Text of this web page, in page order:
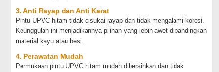
3. Anti Rayap dan Anti Karat
Pintu UPVC hitam tidak disukai rayap dan tidak mengalami korosi.
Keunggulan ini menjadikannya pilihan yang lebih awet dibandingkan
material kayu atau besi.
4. Perawatan Mudah
Permukaan pintu UPVC hitam mudah dibersihkan dan tidak